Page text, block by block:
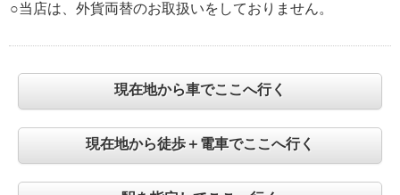
○当店は、外貨両替のお取扱いをしておりません。
現在地から車でここへ行く
現在地から徒歩＋電車でここへ行く